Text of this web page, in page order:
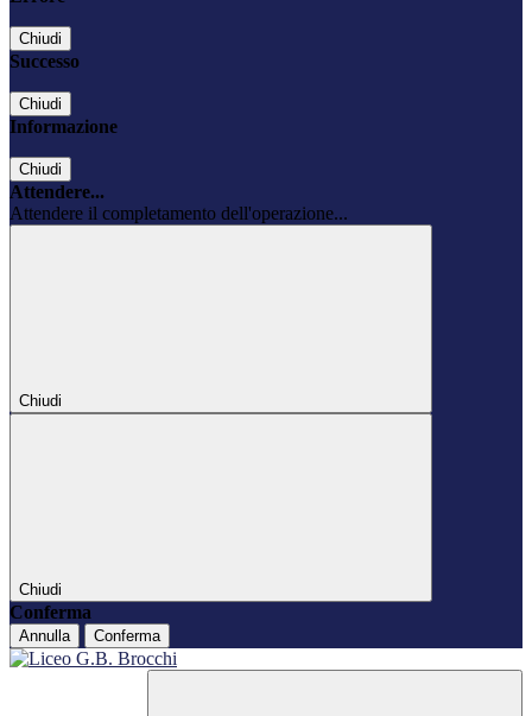
Chiudi
Successo
Chiudi
Informazione
Chiudi
Attendere...
Attendere il completamento dell'operazione...
Chiudi
Chiudi
Conferma
Annulla Conferma